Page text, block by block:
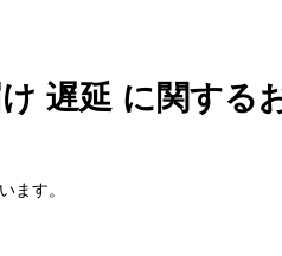
遅延 に関する
ます。